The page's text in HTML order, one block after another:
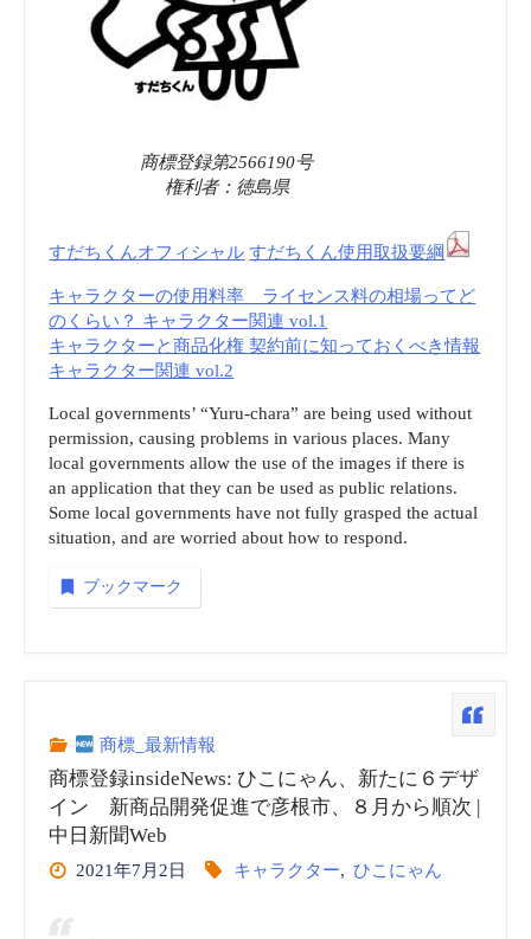
ー
ス”
ル」
登
予
定
|
MANTANWEB
Yahoo!
ニ
ュ
商標登録第2566190号
権利者：徳島県
すだちくんオフィシャル すだちくん使用取扱要綱
キャラクターの使用料率 ライセンス料の相場ってど
のくらい？ キャラクター関連 vol.1
キャラクターと商品化権 契約前に知っておくべき情報
キャラクター関連 vol.2
Local governments’ “Yuru-chara” are being used without
permission, causing problems in various places. Many
local governments allow the use of the images if there is
an application that they can be used as public relations.
Some local governments have not fully grasped the actual
situation, and are worried about how to respond.
ブックマーク
商標_最新情報
商標登録insideNews: ひこにゃん、新たに６デザ
イン 新商品開発促進で彦根市、８月から順次 |
中日新聞Web
2021年7月2日 キャラクター, ひこにゃん